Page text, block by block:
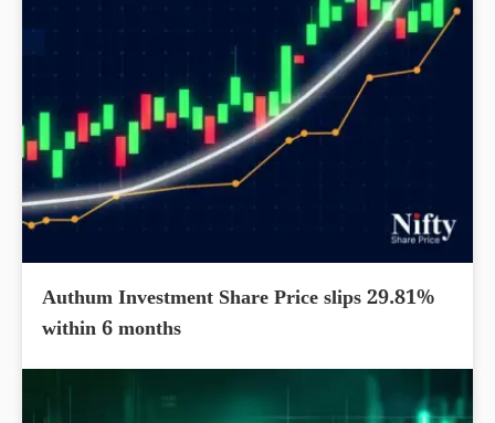
Authum Investment Share Price slips 29.81%
within 6 months